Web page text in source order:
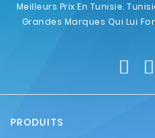
Meilleurs Prix En Tunisie.
Grandes Marques Qui Lui
PRODUITS